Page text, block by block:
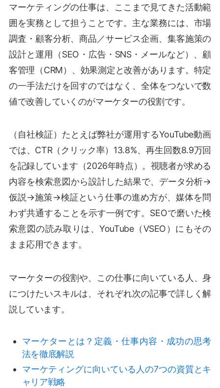
マーケティングの仕事は、ここまで見てきた活動範
囲を実務として担うことです。主な業務には、市場
調査・顧客分析、商品／サービス企画、集客施策の
設計と運用（SEO・広告・SNS・メールなど）、顧
客管理（CRM）、効果測定と改善があります。特定
の一手法だけを回すのではなく、全体をつないで数
値で改善していくのがマーケターの役割です。
（自社検証）たとえば弊社が運用するYouTube動画
では、CTR（クリック率）13.8%、再生回数8.9万回
を記録しています（2026年時点）。視聴者が求める
内容を検索意図から設計した結果で、データ分析→
仮説→施策→検証という仕事の進め方が、媒体を問
わず共通することを示す一例です。SEOで磨いた検
索意図の読み取りは、YouTube（VSEO）にもその
まま応用できます。
マーケターの役割や、この仕事に向いている人、身
につけたいスキルは、それぞれ次の記事で詳しく解
説しています。
マーケターとは？定義・仕事内容・成功の思考
法を徹底解説
マーケティングに向いている人の7つの資質とキ
ャリア戦略